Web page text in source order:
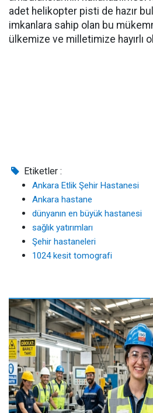
adet helikopter pisti de hazır
imkanlara sahip olan bu
ülkemize ve milletimize hayırlı
Etiketler :
Ankara Etlik Şehir Hastanesi
Ankara hastane
dünyanın en büyük hastanesi
sağlık yatırımları
Şehir hastaneleri
1024 kesit tomografi